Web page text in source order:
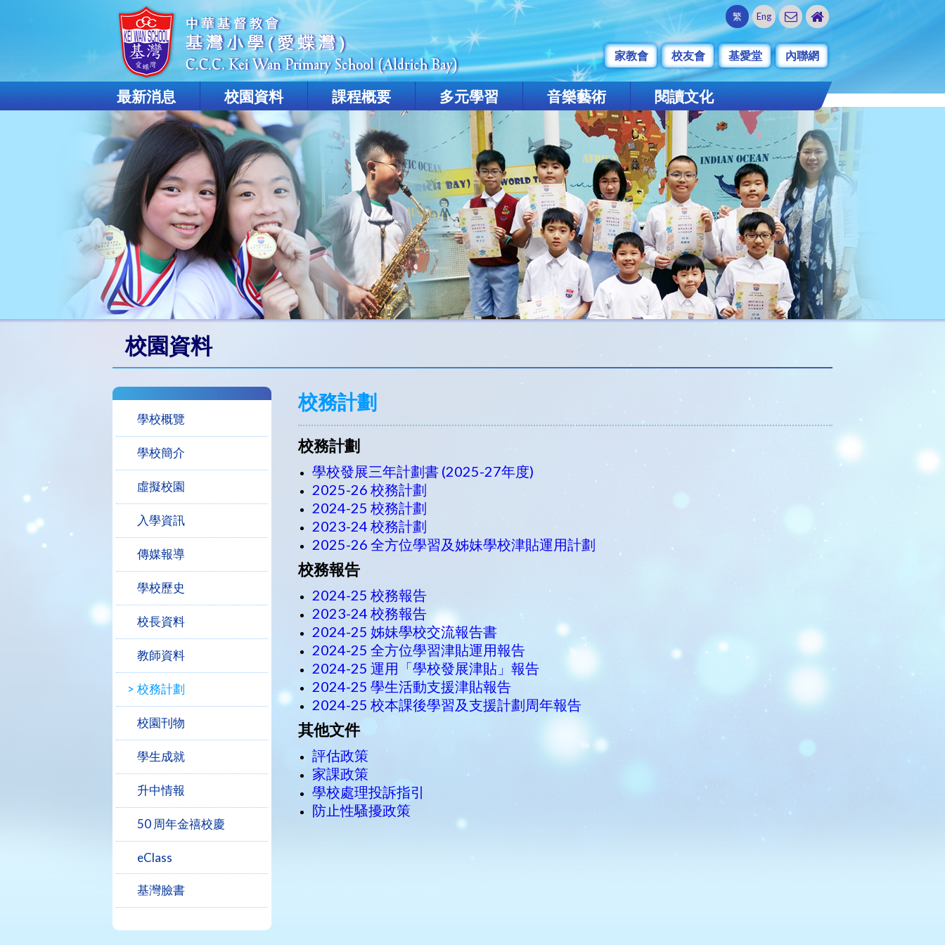
繁 Eng
家教會 校友會 基愛堂 內聯網
最新消息 校園資料 課程概要 多元學習 音樂藝術 閱讀文化
校園資料
學校概覽
學校簡介
虛擬校園
入學資訊
傳媒報導
學校歷史
校長資料
教師資料
校務計劃
校園刊物
學生成就
升中情報
50 周年金禧校慶
eClass
基灣臉書
校務計劃
校務計劃
學校發展三年計劃書 (2025-27年度)
2025-26 校務計劃
2024-25 校務計劃
2023-24 校務計劃
2025-26 全方位學習及姊妹學校津貼運用計劃
校務報告
2024-25 校務報告
2023-24 校務報告
2024-25 姊妹學校交流報告書
2024-25 全方位學習津貼運用報告
2024-25 運用「學校發展津貼」報告
2024-25 學生活動支援津貼報告
2024-25 校本課後學習及支援計劃周年報告
其他文件
評估政策
家課政策
學校處理投訴指引
防止性騷擾政策